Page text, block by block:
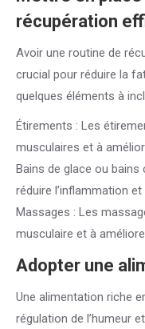
récupération
Avoir une routine de
crucial pour réduire la
quelques éléments à
Étirements : Les
musculaires et à
Bains de glace ou bains
réduire l’inflammation
Massages : Les
musculaire et à
Adopter une
Une alimentation riche
régulation de l’humeur